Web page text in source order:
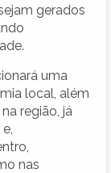
gerados
uma
local, além
região, já
nas